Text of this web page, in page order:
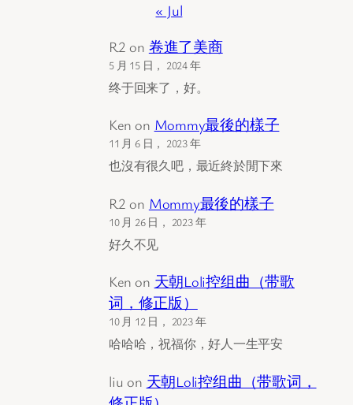
« Jul
R2 on 卷進了美商
5 月 15 日， 2024 年
终于回来了，好。
Ken on Mommy最後的樣子
11 月 6 日， 2023 年
也沒有很久吧，最近終於閒下來
R2 on Mommy最後的樣子
10 月 26 日， 2023 年
好久不见
Ken on 天朝Loli控组曲（带歌
词，修正版）
10 月 12 日， 2023 年
哈哈哈，祝福你，好人一生平安
liu on 天朝Loli控组曲（带歌词，